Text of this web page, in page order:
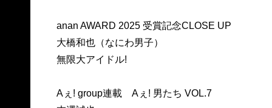
anan AWARD 2025 受賞記念CLOSE UP
大橋和也（なにわ男子）
無限大アイドル!
Aぇ! group連載 Aぇ! 男たち VOL.7